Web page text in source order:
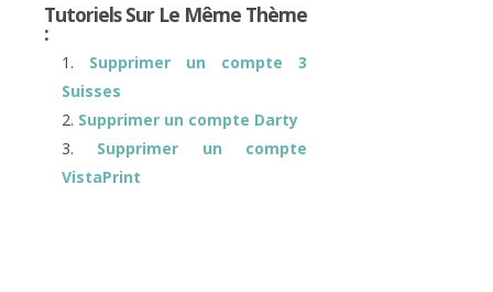
Tutoriels Sur Le Même Thème
:
Supprimer un compte 3
Suisses
Supprimer un compte Darty
Supprimer un compte
VistaPrint